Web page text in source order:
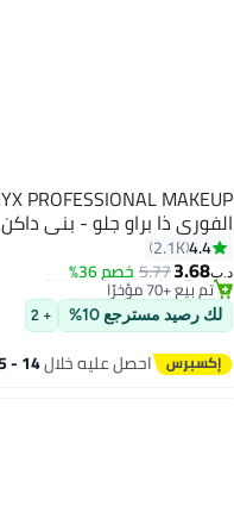
4
الفوري ذا براو جلو - بني داكن
4.4
2.1K
د.ب‏3.68
5.77خصم 36%
#5 في كريمات وجل الحواجب
باقي 5 وحدات في المخزون
تم بيع +70 مؤخرًا
#5 في كريمات وجل الحواجب
لك رصيد مسترجع 10% + 2
احصل عليه خلال14 - 15 اغسطس